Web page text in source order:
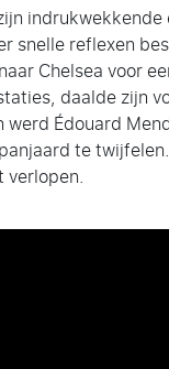
indrukwekkende
snelle reflexen
Chelsea voor
daalde zijn
Édouard
te
verlopen.